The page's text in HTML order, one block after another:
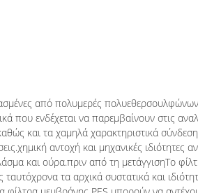
από πολυμερές
που ενδέχεται να παρεμβαίνουν στις
και τα χαμηλά χαρακτηριστικά
αντοχή και μηχανικές ιδιότητες
και ούρα.πριν από τη μετάγγισηΤο
τα αρχικά συστατικά και